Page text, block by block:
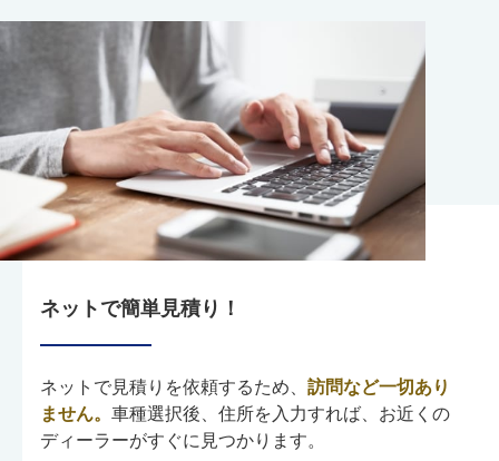
ネットで簡単見積り！
ネットで見積りを依頼するため、 訪問など一切あり
ません。 車種選択後、住所を入力すれば、お近くの
ディーラーがすぐに見つかります。